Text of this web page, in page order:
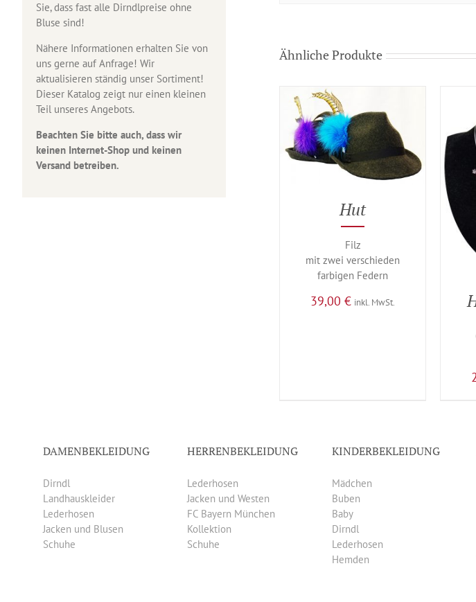
Ähnliche Produkte
Hut
Filz
mit zwei verschieden
farbigen Federn
39,00€ inkl. MwSt.
Sie, dass fast alle Dirndlpreise ohne
Bluse sind!
Nähere Informationen erhalten Sie von
uns gerne auf Anfrage! Wir
aktualisieren ständig unser Sortiment!
Dieser Katalog zeigt nur einen kleinen
Teil unseres Angebots.
Beachten Sie bitte auch, dass wir
keinen Internet-Shop und keinen
Versand betreiben.
DAMENBEKLEIDUNG
Dirndl
Landhauskleider
Lederhosen
Jacken und Blusen
Schuhe
HERRENBEKLEIDUNG
Lederhosen
Jacken und Westen
FC Bayern München
Kollektion
Schuhe
KINDERBEKLEIDUNG
Mädchen
Buben
Baby
Dirndl
Lederhosen
Hemden